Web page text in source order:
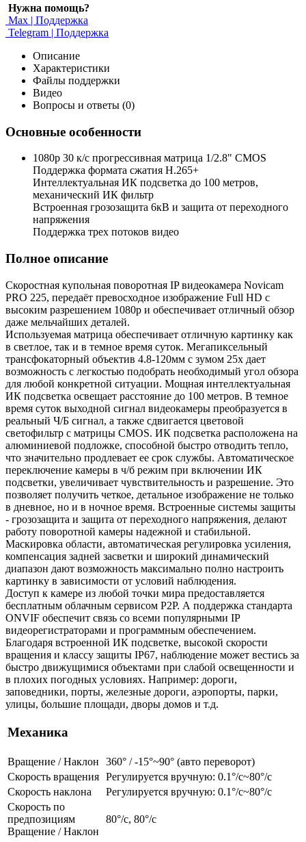
Нужна помощь?
Max | Поддержка
Telegram | Поддержка
Описание
Характеристики
Файлы поддержки
Видео
Вопросы и ответы (0)
Основные особенности
1080p 30 к/с прогрессивная матрица 1/2.8" CMOS
Поддержка формата сжатия H.265+
Интеллектуальная ИК подсветка до 100 метров,
механический ИК фильтр
Встроенная грозозащита 6кВ и защита от переходного
напряжения
Поддержка трех потоков видео
Полное описание
Скоростная купольная поворотная IP видеокамера Novicam
PRO 225, передаёт превосходное изображение Full HD с
высоким разрешением 1080p и обеспечивает отличный обзор
даже мельчайших деталей.
Используемая матрица обеспечивает отличную картинку как
в светлое, так и в темное время суток. Мегапиксельный
трансфокаторный объектив 4.8-120мм с зумом 25х дает
возможность с легкостью подобрать необходимый угол обзора
для любой конкретной ситуации. Мощная интеллектуальная
ИК подсветка освещает расстояние до 100 метров. В темное
время суток выходной сигнал видеокамеры преобразуется в
реальный Ч/Б сигнал, а также сдвигается цветовой
светофильтр с матрицы CMOS. ИК подсветка расположена на
алюминиевой подложке, способной быстро отводить тепло,
что значительно продлевает ее срок службы. Автоматическое
переключение камеры в ч/б режим при включении ИК
подсветки, увеличивает чувствительность и разрешение. Это
позволяет получить четкое, детальное изображение не только
в дневное, но и в ночное время. Встроенные системы защиты
- грозозащита и защита от переходного напряжения, делают
работу поворотной камеры надежной и стабильной.
Маскировка области, автоматическая регулировка усиления,
компенсация задней засветки и широкий динамический
диапазон дают возможность максимально полно настроить
картинку в зависимости от условий наблюдения.
Доступ к камере из любой точки мира предоставляется
бесплатным облачным сервисом P2P. А поддержка стандарта
ONVIF обеспечит связь со всеми популярными IP
видеорегистраторами и программным обеспечением.
Благодаря встроенной ИК подсветке, высокой скорости
вращения и классу защиты IP67, наблюдение может вестись за
быстро движущимися объектами при слабой освещенности и
в плохих погодных условиях. Например: дороги,
заповедники, порты, железные дороги, аэропорты, парки,
улицы, большие площади, дворы домов и т.д.
Механика
Вращение / Наклон
360° / -15°~90° (авто переворот)
Скорость вращения Регулируется вручную: 0.1°/с~80°/с
Скорость наклона
Регулируется вручную: 0.1°/с~80°/с
Скорость по
предпозициям
Вращение / Наклон
80°/с, 80°/с